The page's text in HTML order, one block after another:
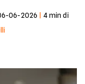
06-2026 4min di